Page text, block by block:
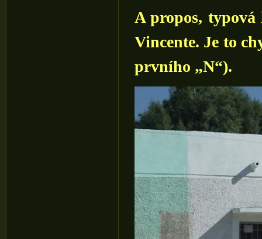
A propos, typová
Vincente. Je to
prvního „N“).